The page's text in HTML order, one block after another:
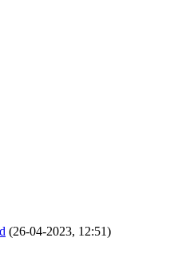
(26-04-2023, 12:51)